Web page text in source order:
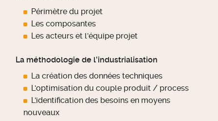
Périmètre du projet
Les composantes
Les acteurs et l'équipe projet
La méthodologie de l'industrialisation
La création des données techniques
L'optimisation du couple produit / process
L'identification des besoins en moyens
nouveaux